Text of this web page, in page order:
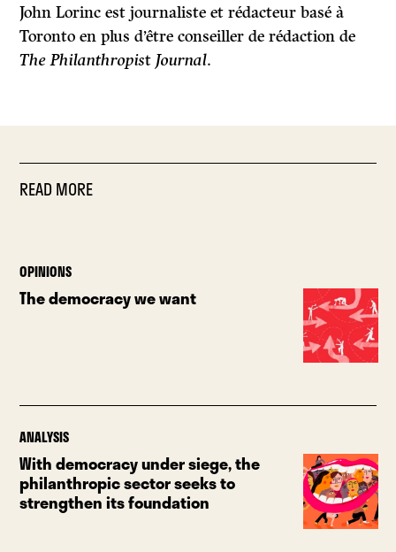
John Lorinc est journaliste et rédacteur basé à
Toronto en plus d’être conseiller de rédaction de
The Philanthropist Journal.
READ MORE
OPINIONS
The democracy we want
ANALYSIS
With democracy under siege, the
philanthropic sector seeks to
strengthen its foundation